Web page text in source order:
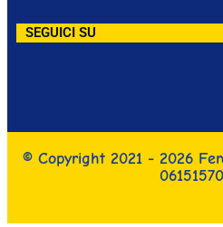
SEGUICI SU
© Copyright 2021 - 2026